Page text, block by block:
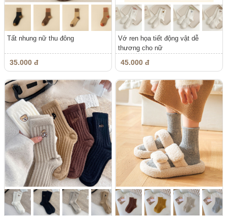
Tất nhung nữ thu đông
35.000 đ
Vớ ren họa tiết động vật dễ
thương cho nữ
45.000 đ